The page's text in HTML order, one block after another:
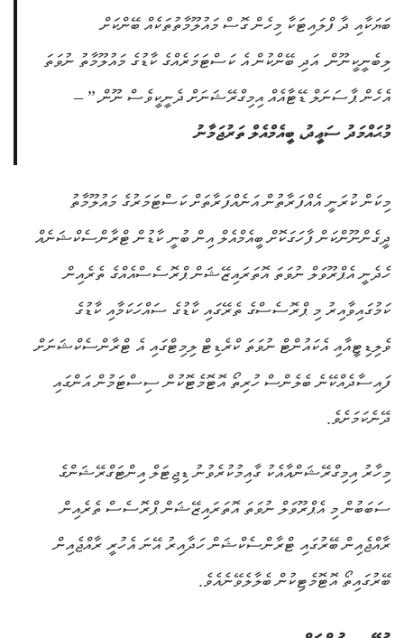
ބަޔަކާއި ދާ ފްލައިޓަކާ މިހެން ގޮސް މައުލޫމާތުތަކެއް ބޭންކަށް
ލިބެނީކީނޫން. އަދި ބޭންކުން އެ ކަސްޓަމަރެއްގެ ކާޑުގެ މައުލޫމާތު ނުވަތަ
އެހެން ޕާސަނަލް ޑޭޓާއެއް އިމިގްރޭޝަނަށް ދެނީކީވެސް ނޫން.” –
މުޙައްމަދު ސަޢީދު، ބީއެމްއެލް ތަރުޖަމާނު
މިކަން ކުރަނީ އެއްފަރާތުން އަނެއްފަރާތަށް ކަސްޓަމަރުގެ މައުލޫމާތު
ދީގެންނޫންކަން ފާހަގަކޮށް ބީއެމްއެލް އިން ބުނީ ކާޑުން ޓްރާންސެކްޝަނެއް
ހެދެނީ އެޕްރޫވަލް ނުވަތަ އޮތަރައިޒޭޝަން ޕްރޮސެސްއެއްގެ ތެރެއިން
ކަމުގައިވާއިރު މި ޕްރޮސެސްގެ ތެރޭގައި ކާޑުގެ ސައްހަކަމާއި ކާޑުގެ
ވެލިޑިޓީއާއި އެކައުންޓް ނުވަތަ ކްރެޑިޓް ލިމިޓްގައި އެ ޓްރާންސެކްޝަނަށް
ފައިސާދެއްކޭނެ ބެލެންސް ހުރިތޯ އޮޓޮމެޓޮކުން ސިސްޓަމުން އަންގައި
ދޭނެކަމަށެވެ.
މިހާރު އިމިގްރޭޝަންއާއެކު ގާއިމުކުރެވުނު ޑިޖިޓަލް އިންޓަގްރޭޝަންގެ
ސަބަބުން މި އެޕްރޫވަލް ނުވަތަ އޮތަރައިޒޭޝަން ޕްރޮސެސް ތެރެއިން
ރާއްޖެއިން ބޭރުގައި ޓްރާންސެކްޝަން ހަދާއިރު އޭނަ އެހުރީ ރާއްޖެއިން
ބޭރުގައިތޯ އޮޓޮމެޓިކުން ބެލާލެވޭނެއެވެ.